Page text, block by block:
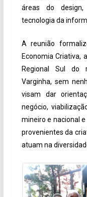
áreas do design,
tecnologia da
A reunião
Economia Criativa,
Regional Sul do
Varginha, sem
visam dar
negócio,
mineiro e nacional
provenientes da
atuam na